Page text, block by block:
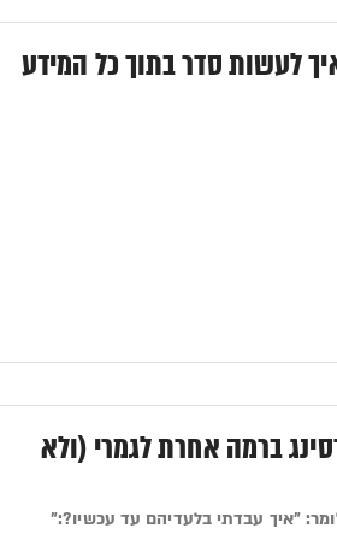
איך לעשות סדר בתוך כל המידע
ברמה אחרת לגמרי (ולא
"איך עבדתי בלעדיהם עד עכשיו?:"